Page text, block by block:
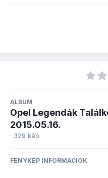
ALBUM
Opel Legendák
2015.05.16.
· 329 kép
FÉNYKÉP INFORMÁCIÓK